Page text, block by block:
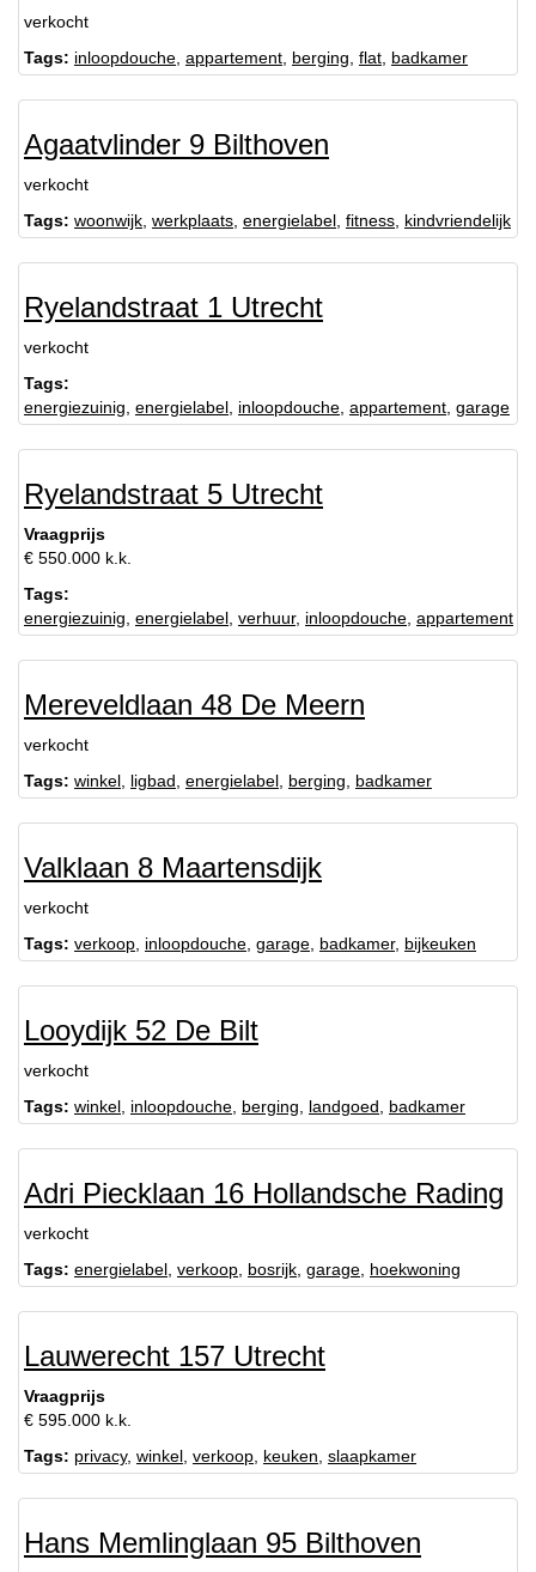
verkocht
Tags: inloopdouche appartement berging flat badkamer
Agaatvlinder 9 Bilthoven
verkocht
Tags: woonwijk werkplaats energielabel fitness kindvriendelijk
Ryelandstraat 1 Utrecht
verkocht
Tags:
energiezuinig energielabel inloopdouche appartement garage
Ryelandstraat 5 Utrecht
Vraagprijs
€ 550.000 k.k.
Tags:
energiezuinig energielabel verhuur, inloopdouche appartement
Mereveldlaan 48 De Meern
verkocht
Tags: winkel ligbad energielabel berging badkamer
Valklaan 8 Maartensdijk
verkocht
Tags: verkoop inloopdouche garage badkamer, bijkeuken
Looydijk 52 De Bilt
verkocht
Tags: winkel inloopdouche berging landgoed badkamer
Adri Piecklaan 16 Hollandsche Rading
verkocht
Tags: energielabel verkoop bosrijk garage hoekwoning
Lauwerecht 157 Utrecht
Vraagprijs
€ 595.000 k.k.
Tags: privacy, winkel verkoop keuken slaapkamer
Hans Memlinglaan 95 Bilthoven